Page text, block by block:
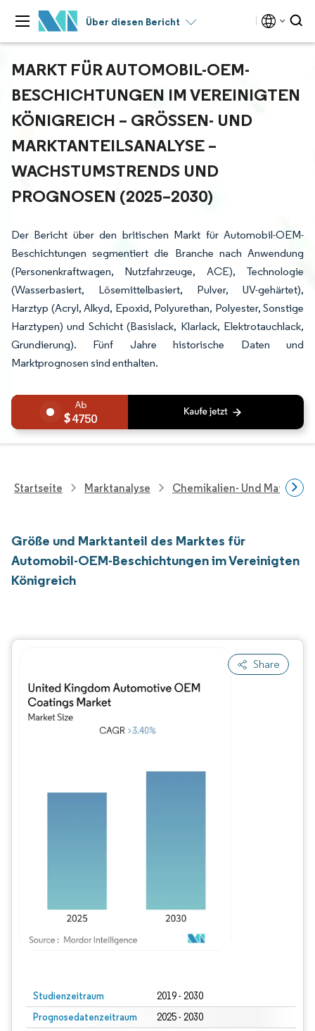
Über diesen Bericht
MARKT FÜR AUTOMOBIL-OEM-
BESCHICHTUNGEN IM VEREINIGTEN
KÖNIGREICH – GRÖSSEN- UND M
ARKTANTEILSANALYSE – W
ACHSTUMSTRENDS UND P
ROGNOSEN (2025–2030)
Der Bericht über den britischen Markt für Automobil-OEM-
Beschichtungen segmentiert die Branche nach Anwendung
(Personenkraftwagen, Nutzfahrzeuge, ACE), Technologie
(Wasserbasiert, Lösemittelbasiert, Pulver, UV-gehärtet),
Harztyp (Acryl, Alkyd, Epoxid, Polyurethan, Polyester, Sonstige
Harztypen) und Schicht (Basislack, Klarlack, Elektrotauchlack,
Grundierung). Fünf Jahre historische Daten und
Marktprognosen sind enthalten.
4750
Startseite Marktanalyse Chemikalien- Und
Größe und Marktanteil des Marktes für
Automobil-OEM-Beschichtungen im Vereinigten
Königreich
Share
Studienzeitraum 2019 - 2030
Prognosedatenzeitraum 2025 - 2030